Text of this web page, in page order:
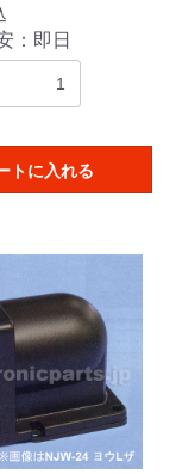
：即日
トに入れる